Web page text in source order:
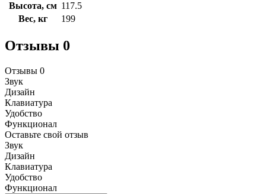
Высота, см 117.5
Вес, кг
199
Отзывы 0
Отзывы 0
Звук
Дизайн
Клавиатура
Удобство
Функционал
Оставьте свой отзыв
Звук
Дизайн
Клавиатура
Удобство
Функционал